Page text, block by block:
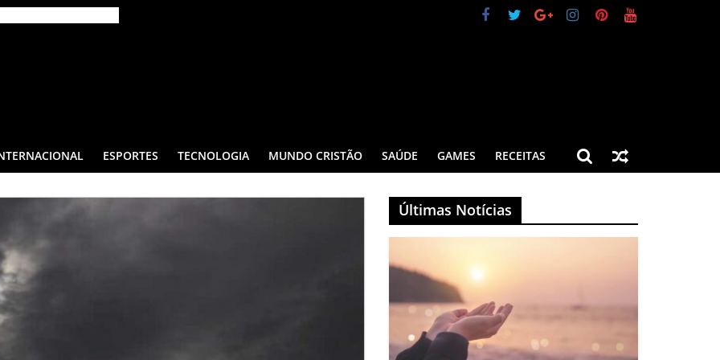
ESPORTES TECNOLOGIA MUNDO CRISTÃO SAÚDE GAMES RECEITAS
Últimas Notícias